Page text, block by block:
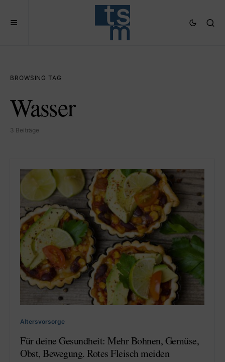
BROWSING TAG
Wasser
3 Beiträge
Altersvorsorge
Für deine Gesundheit: Mehr Bohnen, Gemüse,
Obst, Bewegung. Rotes Fleisch meiden